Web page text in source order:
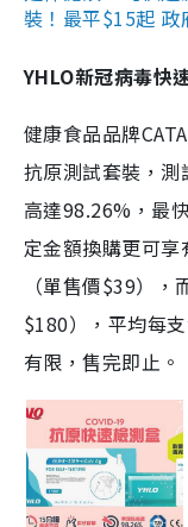
裝！最平$15起 政
YHLO新冠病毒快
健康食品品牌
抗原測試套裝，
高達98.26%，最
定金額換購更可
（單售價$39）
$180），平均每
有限，售完即止。